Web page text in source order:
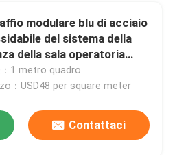
modulare blu di acciaio
del sistema della
della sala operatoria
le classi 100 - 1000
：1 metro quadro
：USD48 per square meter
Contattaci